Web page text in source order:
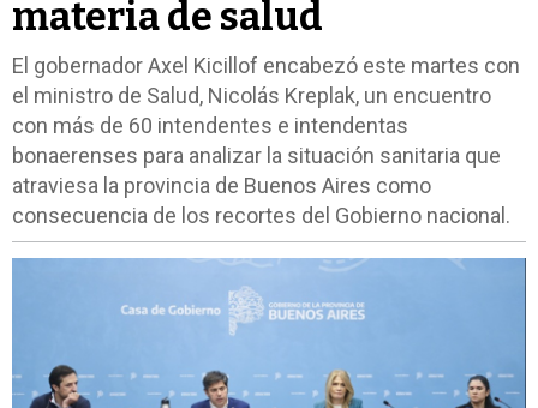
materia de salud
El gobernador Axel Kicillof encabezó este martes con
el ministro de Salud, Nicolás Kreplak, un encuentro
con más de 60 intendentes e intendentas
bonaerenses para analizar la situación sanitaria que
atraviesa la provincia de Buenos Aires como
consecuencia de los recortes del Gobierno nacional.